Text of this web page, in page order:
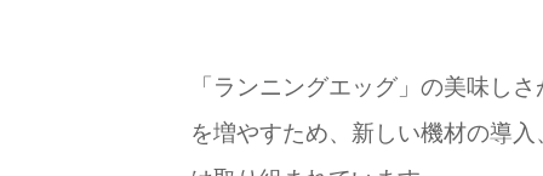
「ランニングエッグ」の美味し
を増やすため、新しい機材の導